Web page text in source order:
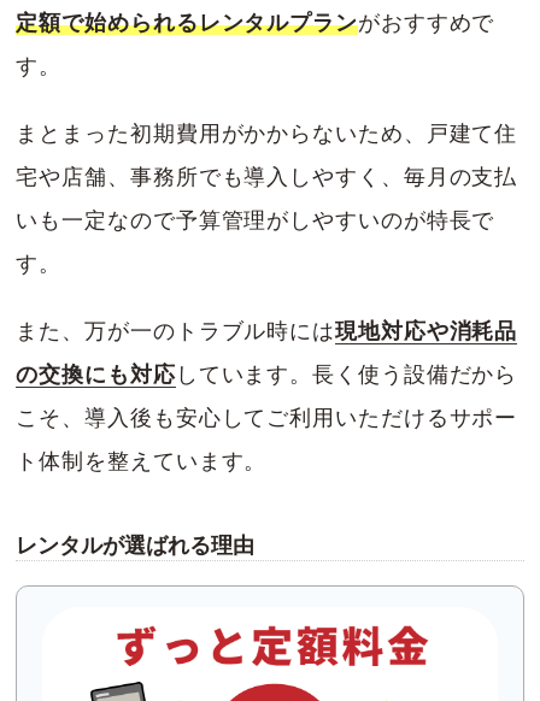
定額で始められるレンタルプランがおすすめで
す。
まとまった初期費用がかからないため、戸建て住
宅や店舗、事務所でも導入しやすく、毎月の支払
いも一定なので予算管理がしやすいのが特長で
す。
また、万が一のトラブル時には現地対応や消耗品
の交換にも対応しています。長く使う設備だから
こそ、導入後も安心してご利用いただけるサポー
ト体制を整えています。
レンタルが選ばれる理由